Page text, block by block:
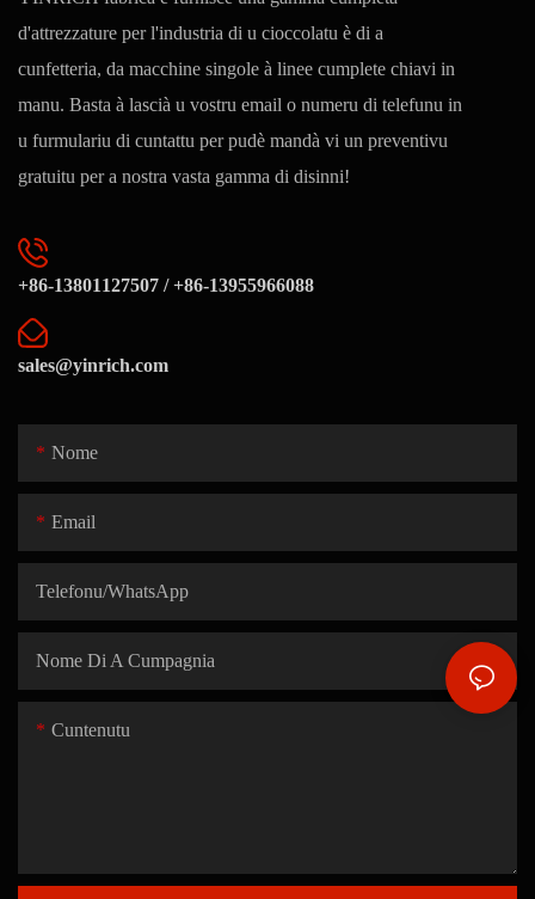
d'attrezzature per l'industria di u cioccolatu è di a
cunfetteria, da macchine singole à linee cumplete chiavi in ​​
manu. Basta à lascià u vostru email o numeru di telefunu in
u furmulariu di cuntattu per pudè mandà vi un preventivu
gratuitu per a nostra vasta gamma di disinni!
+86-13801127507 / +86-13955966088
sales@yinrich.com
Nome
Email
Telefonu/whatsApp
Nome Di A Cumpagnia
Cuntenutu